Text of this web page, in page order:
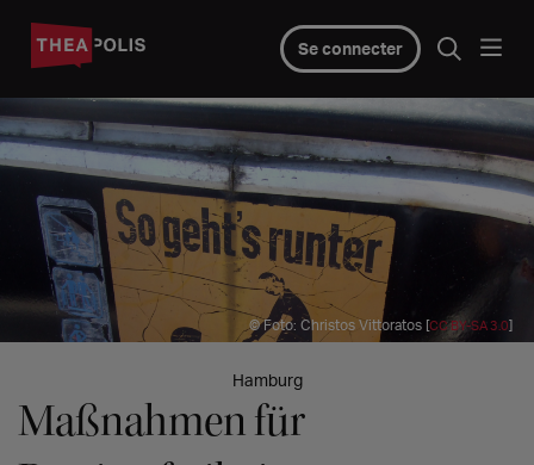
Se connecter
© Foto: Christos Vittoratos [CC BY-SA 3.0]
Hamburg
Maßnahmen für